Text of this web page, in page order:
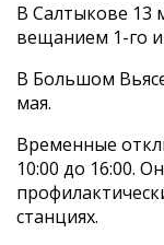
В Салтыкове 13
вещанием 1-го
В Большом
мая.
Временные
10:00 до 16:00.
станциях.